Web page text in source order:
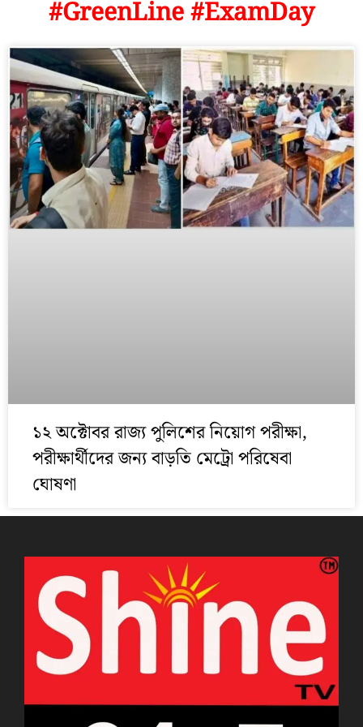
#GreenLine #ExamDay
১২ অক্টোবর রাজ্য পুলিশের নিয়োগ পরীক্ষা,
পরীক্ষার্থীদের জন্য বাড়তি মেট্রো পরিষেবা
ঘোষণা